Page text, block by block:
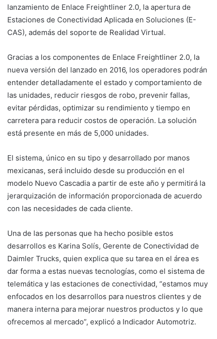
lanzamiento de Enlace Freightliner 2.0, la apertura de
Estaciones de Conectividad Aplicada en Soluciones (E-
CAS), además del soporte de Realidad Virtual.
Gracias a los componentes de Enlace Freightliner 2.0, la
nueva versión del lanzado en 2016, los operadores podrán
entender detalladamente el estado y comportamiento de
las unidades, reducir riesgos de robo, prevenir fallas,
evitar pérdidas, optimizar su rendimiento y tiempo en
carretera para reducir costos de operación. La solución
está presente en más de 5,000 unidades.
El sistema, único en su tipo y desarrollado por manos
mexicanas, será incluido desde su producción en el
modelo Nuevo Cascadia a partir de este año y permitirá la
jerarquización de información proporcionada de acuerdo
con las necesidades de cada cliente.
Una de las personas que ha hecho posible estos
desarrollos es Karina Solís, Gerente de Conectividad de
Daimler Trucks, quien explica que su tarea en el área es
dar forma a estas nuevas tecnologías, como el sistema de
telemática y las estaciones de conectividad, “estamos muy
enfocados en los desarrollos para nuestros clientes y de
manera interna para mejorar nuestros productos y lo que
ofrecemos al mercado”, explicó a Indicador Automotriz.